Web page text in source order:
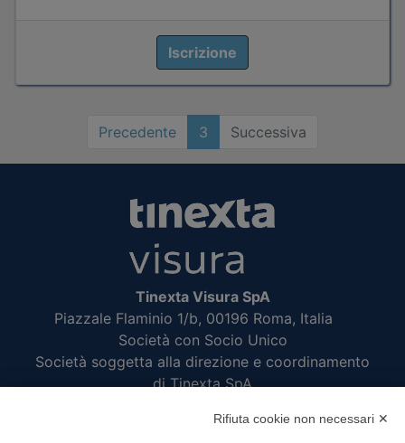
Iscrizione
Precedente 3 Successiva
Tinexta Visura SpA
Piazzale Flaminio 1/b, 00196 Roma, Italia
Società con Socio Unico
Società soggetta alla direzione e coordinamento
di Tinexta SpA
Rifiuta cookie non necessari ✕